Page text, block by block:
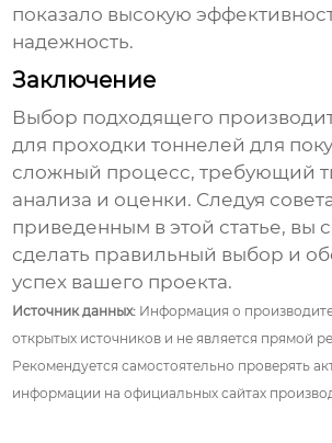
показало высокую
надежность.
Заключение
Выбор подходящего
для проходки тоннелей для
сложный процесс, требующий
анализа и оценки. Следуя
приведенным в этой статье, вы
сделать правильный выбор и
успех вашего проекта.
Источник данных: Информация о
открытых источников и не является прямой
Рекомендуется самостоятельно проверять
информации на официальных сайтах